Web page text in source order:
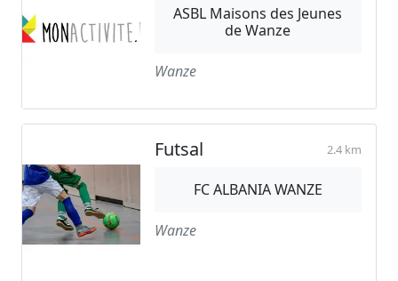
ASBL Maisons des Jeunes
de Wanze
Wanze
Futsal 2.4 km
FC ALBANIA WANZE
Wanze